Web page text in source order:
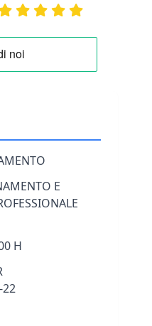
E
H
22